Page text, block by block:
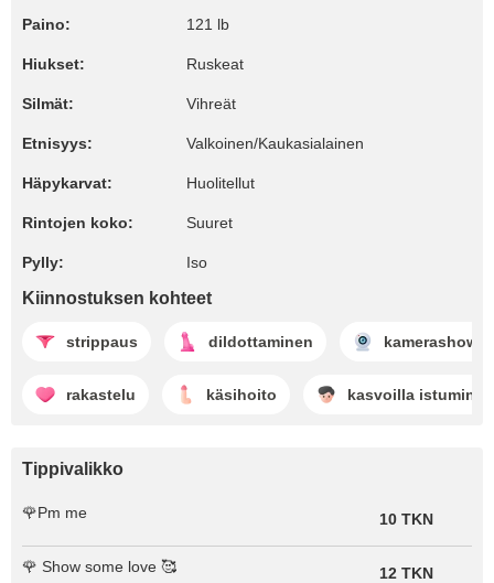
Paino: 121 lb
Hiukset: Ruskeat
Silmät: Vihreät
Etnisyys: Valkoinen/Kaukasialainen
Häpykarvat: Huolitellut
Rintojen koko: Suuret
Pylly: Iso
Kiinnostuksen kohteet
strippaus dildottaminen kamerashow
rakastelu käsihoito kasvoilla istuminen
Tippivalikko
🌹Pm me 10 TKN
🌹 Show some love 🥰 12 TKN